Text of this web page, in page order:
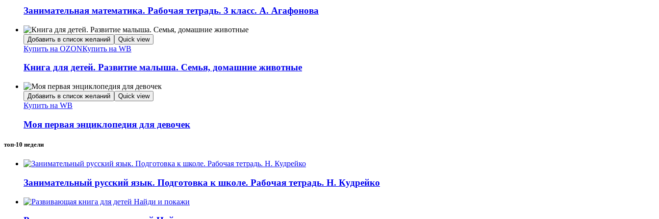
Занимательная математика. Рабочая тетрадь. 3 класс. А. Агафонова
Добавить в список желаний Quick view
Купить на OZONКупить на WB
Книга для детей. Развитие малыша. Семья, домашние животные
Добавить в список желаний Quick view
Купить на WB
Моя первая энциклопедия для девочек
топ-10 недели
Занимательный русский язык. Подготовка к школе. Рабочая тетрадь. Н. Кудрейко